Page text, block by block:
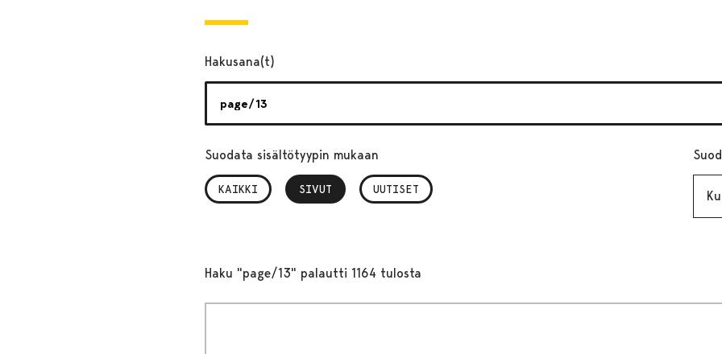
Hakusana(t)
Suodata sisältötyypin mukaan
KAIKKI SIVUT
, VALITTU UUTISET
Haku "page/13" palautti 1164 tulosta